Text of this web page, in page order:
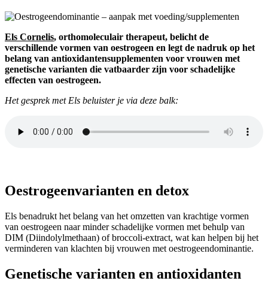
Els Cornelis, orthomoleculair therapeut, belicht de
verschillende vormen van oestrogeen en legt de nadruk op het
belang van antioxidantensupplementen voor vrouwen met
genetische varianten die vatbaarder zijn voor schadelijke
effecten van oestrogeen.
Het gesprek met Els beluister je via deze balk:
Oestrogeenvarianten en detox
Els benadrukt het belang van het omzetten van krachtige vormen
van oestrogeen naar minder schadelijke vormen met behulp van
DIM (Diindolylmethaan) of broccoli-extract, wat kan helpen bij het
verminderen van klachten bij vrouwen met oestrogeendominantie.
Genetische varianten en antioxidanten